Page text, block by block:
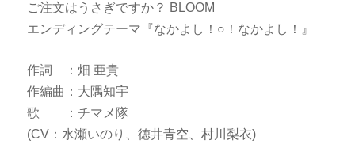
ご注文はうさぎですか？ BLOOM
エンディングテーマ『なかよし！○！なかよし！』
作詞 ：畑 亜貴
作編曲：大隅知宇
歌 ：チマメ隊
(CV：水瀬いのり、徳井青空、村川梨衣)